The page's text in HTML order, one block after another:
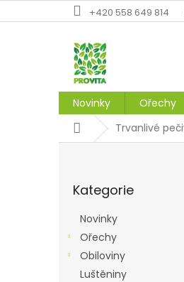
na
+420 558 649 814
Novinky Ořechy
DomůTrvanlivé
kategorie
Kategorie
Novinky
Ořechy
Obiloviny
Luštěniny